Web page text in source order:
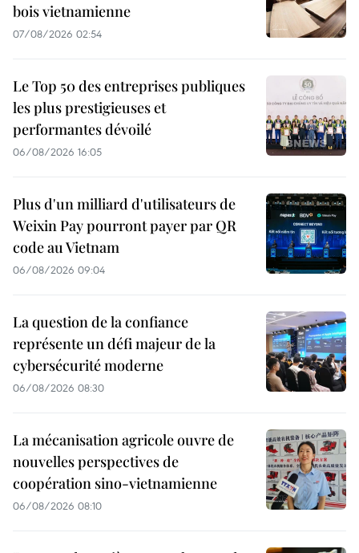
bois vietnamienne
07/08/2026 02:54
Le Top 50 des entreprises publiques
les plus prestigieuses et
performantes dévoilé
06/08/2026 16:05
Plus d'un milliard d'utilisateurs de
Weixin Pay pourront payer par QR
code au Vietnam
06/08/2026 09:04
La question de la confiance
représente un défi majeur de la
cybersécurité moderne
06/08/2026 08:30
La mécanisation agricole ouvre de
nouvelles perspectives de
coopération sino-vietnamienne
06/08/2026 08:10